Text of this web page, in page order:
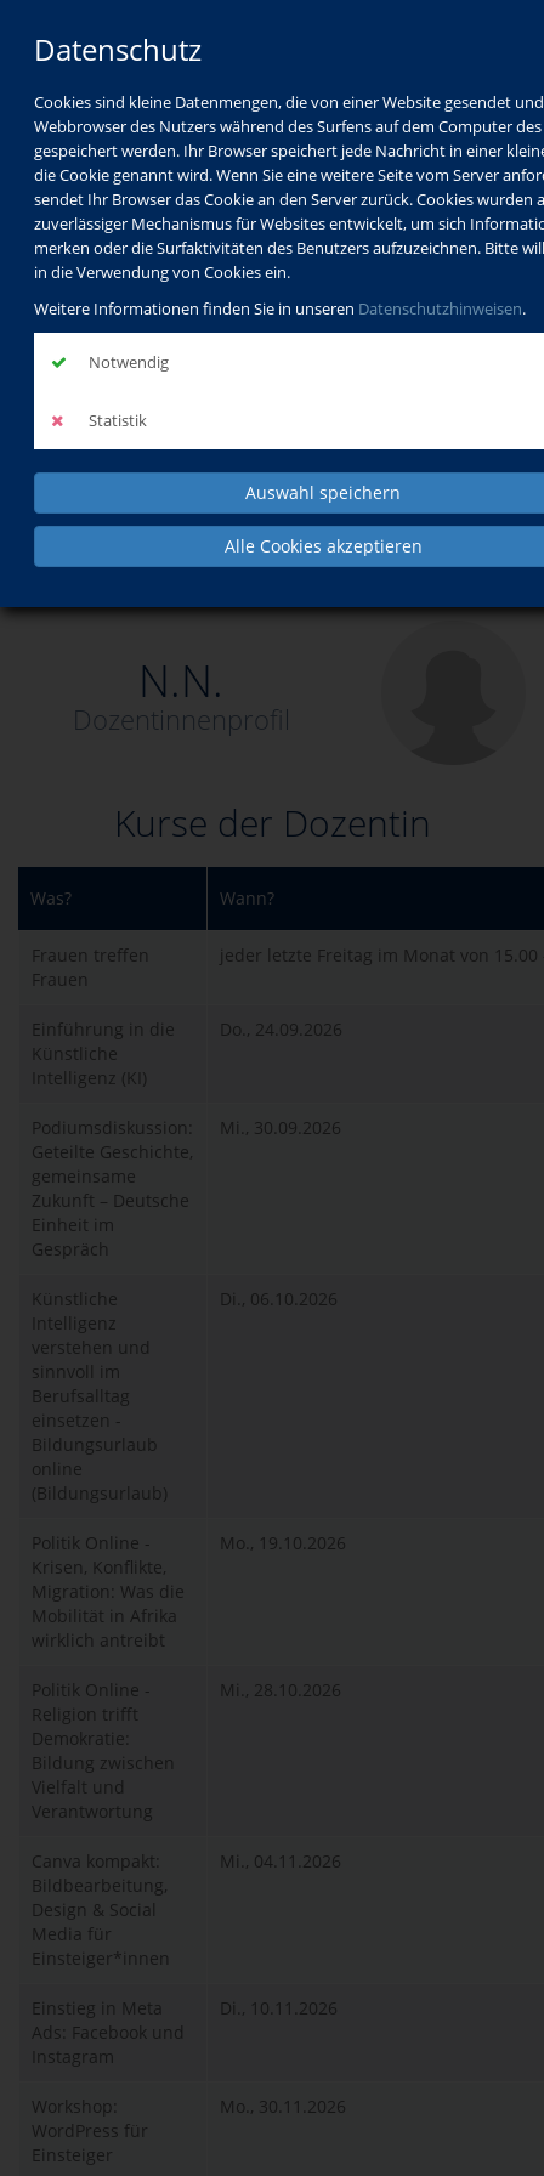
Datenschutz
Cookies sind kleine Datenmengen, die von einer Website gesendet
Webbrowser des Nutzers während des Surfens auf dem Computer
gespeichert werden. Ihr Browser speichert jede Nachricht in einer
die Cookie genannt wird. Wenn Sie eine weitere Seite vom Server
sendet Ihr Browser das Cookie an den Server zurück. Cookies wurden
zuverlässiger Mechanismus für Websites entwickelt, um sich
merken oder die Surfaktivitäten des Benutzers aufzuzeichnen. Bitte
in die Verwendung von Cookies ein.
Weitere Informationen finden Sie in unseren Datenschutzhinweisen.
Notwendig
Statistik
Auswahl speichern
Alle Cookies akzeptieren
Über uns
Dozenten N.N.
N.N.
Dozentinnenprofil
Kurse der Dozentin
Was? Wann?
Frauen treffen
Frauen
jeder letzte Freitag im Monat von 15.00
Einführung in die
Künstliche
Intelligenz (KI)
Do., 24.09.2026
Podiumsdiskussion:
Geteilte Geschichte,
gemeinsame
Zukunft – Deutsche
Einheit im
Gespräch
Mi., 30.09.2026
Künstliche
Intelligenz
verstehen und
sinnvoll im
Berufsalltag
einsetzen -
Bildungsurlaub
online
(Bildungsurlaub)
Di., 06.10.2026
Politik Online -
Krisen, Konflikte,
Migration: Was die
Mobilität in Afrika
wirklich antreibt
Mo., 19.10.2026
Politik Online -
Religion trifft
Demokratie:
Bildung zwischen
Vielfalt und
Verantwortung
Mi., 28.10.2026
Canva kompakt:
Bildbearbeitung,
Design & Social
Media für
Einsteiger*innen
Mi., 04.11.2026
Einstieg in Meta
Ads: Facebook und
Instagram
Di., 10.11.2026
Workshop:
WordPress für
Einsteiger
Mo., 30.11.2026